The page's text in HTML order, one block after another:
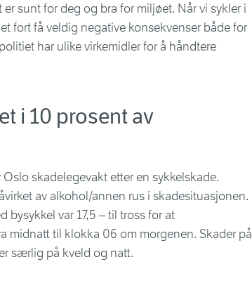
sunt for deg og bra for miljøet. Når vi sykler i
fort få veldig negative konsekvenser både for
har ulike virkemidler for å håndtere
i 10 prosent av
skadelegevakt etter en sykkelskade.
av alkohol/annen rus i skadesituasjonen.
bysykkel var 17,5 – til tross for at
midnatt til klokka 06 om morgenen. Skader på
særlig på kveld og natt.